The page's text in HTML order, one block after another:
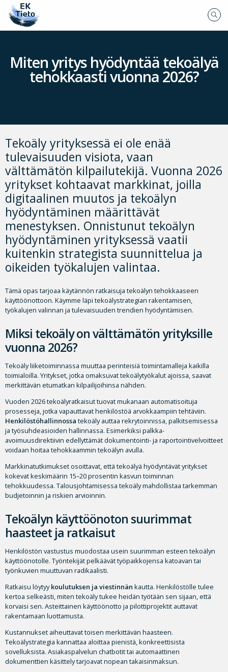
Miten yritys hyödyntää tekoälyä
tehokkaasti vuonna 2026?
Tekoäly yrityksessä ei ole enää
tulevaisuuden visiota, vaan
välttämätön kilpailutekijä. Vuonna 2026
yritykset kohtaavat markkinat, joilla
digitaalinen muutos ja tekoälyn
hyödyntäminen määrittävät
menestyksen. Onnistunut tekoälyn
hyödyntäminen yrityksessä vaatii
kuitenkin strategista suunnittelua ja
oikeiden työkalujen valintaa.
Tämä opas tarjoaa käytännön ratkaisuja tekoälyn tehokkaaseen
käyttöönottoon. Käymme läpi tekoälystrategian rakentamisen,
työkalujen valinnan ja tulevaisuuden trendien hyödyntämisen.
Miksi tekoäly on välttämätön yrityksille
vuonna 2026?
Tekoäly liiketoiminnassa muuttaa perinteisiä toimintamalleja kaikilla
toimialoilla. Yritykset, jotka omaksuvat tekoälytyökalut ajoissa, saavat
merkittävän etumatkan kilpailijoihinsa nähden.
Vuoden 2026 tekoälyratkaisut tuovat mukanaan automatisoituja
prosesseja, jotka vapauttavat henkilöstöä arvokkaampiin tehtäviin.
Henkilöstöhallinnossa tekoäly auttaa rekrytoinnissa, palkitsemisessa
ja työsuhdeasioiden hallinnassa. Esimerkiksi palkka-
avoimuusdirektiivin edellyttämät dokumentointi- ja raportointivelvoitteet
voidaan hoitaa tehokkaammin tekoälyn avulla.
Markkinatutkimukset osoittavat, että tekoälyä hyödyntävät yritykset
kokevat keskimäärin 15–20 prosentin kasvun toiminnan
tehokkuudessa. Talousjohtamisessa tekoäly mahdollistaa tarkemman
budjetoinnin ja riskien arvioinnin.
Tekoälyn käyttöönoton suurimmat
haasteet ja ratkaisut
Henkilöstön vastustus muodostaa usein suurimman esteen tekoälyn
käyttöönotolle. Työntekijät pelkäävät työpaikkojensa katoavan tai
työnkuvien muuttuvan radikaalisti.
Ratkaisu löytyykoulutuksen ja viestinnän kautta. Henkilöstölle tulee
kertoa selkeästi, miten tekoäly tukee heidän työtään sen sijaan, että
korvaisi sen. Asteittainen käyttöönotto ja pilottiprojektit auttavat
rakentamaan luottamusta.
Kustannukset aiheuttavat toisen merkittävän haasteen.
Tekoälystrategia kannattaa aloittaa pienistä, konkreettisista
sovelluksista. Asiakaspalvelun chatbotit tai automaattinen
dokumenttien käsittely tarjoavat nopean takaisinmaksun.